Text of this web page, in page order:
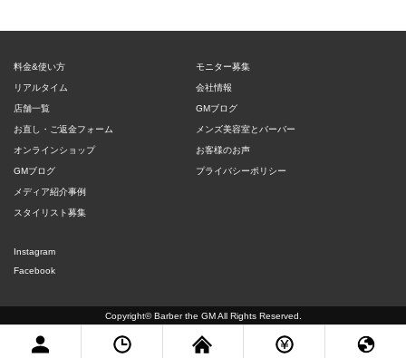
料金&使い方
リアルタイム
店舗一覧
お直し・ご返金フォーム
オンラインショップ
GMブログ
メディア紹介事例
スタイリスト募集
モニター募集
会社情報
GMブログ
メンズ美容室とバーバー
お客様のお声
プライバシーポリシー
Instagram
Facebook
Copyright©Barber the GMAll Rights Reserved.